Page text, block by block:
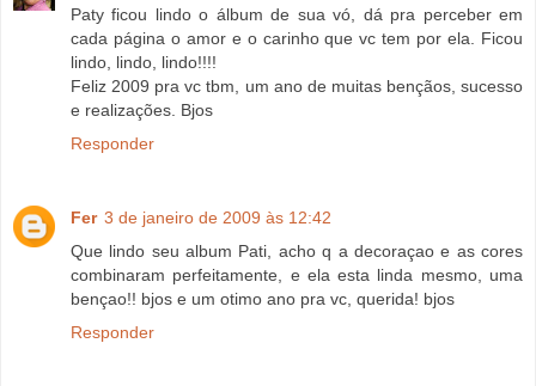
Paty ficou lindo o álbum de sua vó, dá pra perceber em
cada página o amor e o carinho que vc tem por ela. Ficou
lindo, lindo, lindo!!!!
Feliz 2009 pra vc tbm, um ano de muitas bençãos, sucesso
e realizações. Bjos
Responder
Fer 3 de janeiro de 2009 às 12:42
Que lindo seu album Pati, acho q a decoraçao e as cores
combinaram perfeitamente, e ela esta linda mesmo, uma
bençao!! bjos e um otimo ano pra vc, querida! bjos
Responder